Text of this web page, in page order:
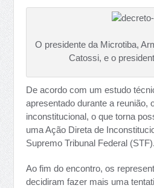
O presidente da Microtiba,
Catossi, e o
De acordo com um estudo
apresentado durante a reunião,
inconstitucional, o que torna
uma Ação Direta de
Supremo Tribunal Federal (STF).
Ao fim do encontro, os
decidiram fazer mais uma